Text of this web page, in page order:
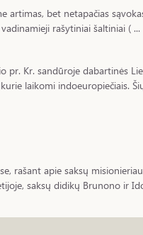
artimas, bet netapačias
rašytiniai šaltiniai ( ...
pr. Kr. sandūroje dabartinės
laikomi indoeuropiečiais.
rašant apie saksų
saksų didikų Brunono ir